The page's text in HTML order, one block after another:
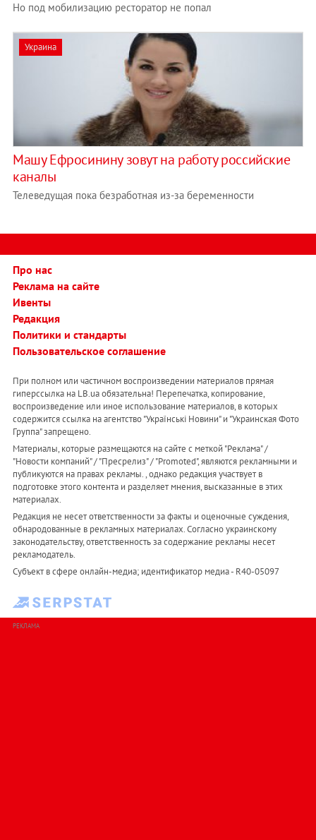
Но под мобилизацию ресторатор не попал
Украина
Машу Ефросинину зовут на работу российские
каналы
Телеведущая пока безработная из-за беременности
Про нас
Реклама на сайте
Ивенты
Редакция
Политики и стандарты
Пользовательское соглашение
При полном или частичном воспроизведении материалов прямая
гиперссылка на LB.ua обязательна! Перепечатка, копирование,
воспроизведение или иное использование материалов, в которых
содержится ссылка на агентство "Українськi Новини" и "Украинская Фото
Группа" запрещено.
Материалы, которые размещаются на сайте с меткой "Реклама" /
"Новости компаний" / "Пресрелиз" / "Promoted", являются рекламными и
публикуются на правах рекламы. , однако редакция участвует в
подготовке этого контента и разделяет мнения, высказанные в этих
материалах.
Редакция не несет ответственности за факты и оценочные суждения,
обнародованные в рекламных материалах. Согласно украинскому
законодательству, ответственность за содержание рекламы несет
рекламодатель.
Субъект в сфере онлайн-медиа; идентификатор медиа - R40-05097
РЕКЛАМА